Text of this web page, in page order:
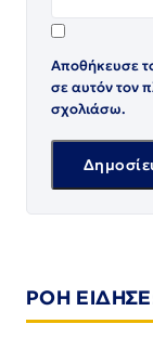
Αποθήκευσε
σε αυτόν τον
σχολιάσω.
ΡΟΗ